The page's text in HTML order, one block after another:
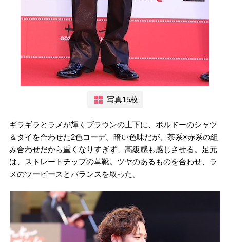
写真15枚
ギラギラとラメが輝くブラウンの上下に、ボルドーのシャツ
＆タイを合わせた2色コーデ。暗い色味だが、茶系×赤系の組
み合わせだから重くなりすぎず、高級感も感じさせる。足元
は、ストレートチップの革靴。ツヤのあるものを合わせ、ラ
メのツーピースとバランスを取った。